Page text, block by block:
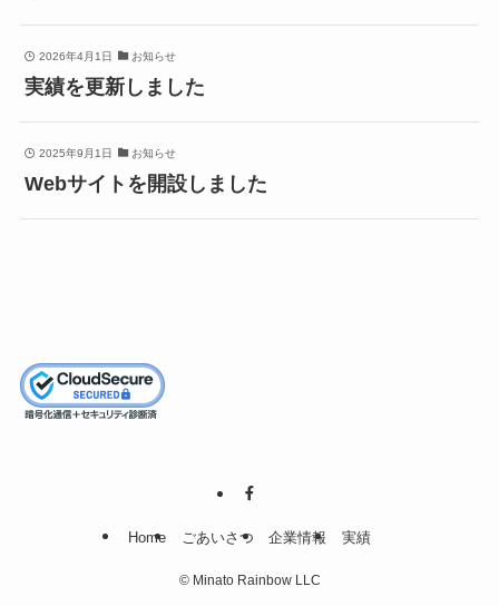
2026年4月1日 お知らせ
実績を更新しました
2025年9月1日 お知らせ
Webサイトを開設しました
Home ごあいさつ 企業情報 実績
©Minato Rainbow LLC